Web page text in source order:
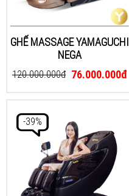
GHẾ MASSAGE YAMAGUCHI
NEGA
120.000.000đ 76.000.000đ
-39%